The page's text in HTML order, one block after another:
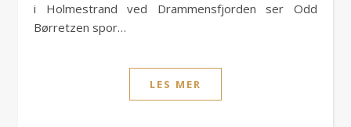
i Holmestrand ved Drammensfjorden ser Odd
Børretzen spor…
LES MER